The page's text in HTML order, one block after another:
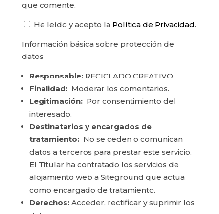
que comente.
He leído y acepto la Política de Privacidad.
Información básica sobre protección de
datos
Responsable:RECICLADO CREATIVO.
Finalidad:Moderar los comentarios.
Legitimación:Por consentimiento del
interesado.
Destinatarios y encargados de
tratamiento:No se ceden o comunican
datos a terceros para prestar este servicio.
El Titular ha contratado los servicios de
alojamiento web a Siteground que actúa
como encargado de tratamiento.
Derechos:Acceder, rectificar y suprimir los